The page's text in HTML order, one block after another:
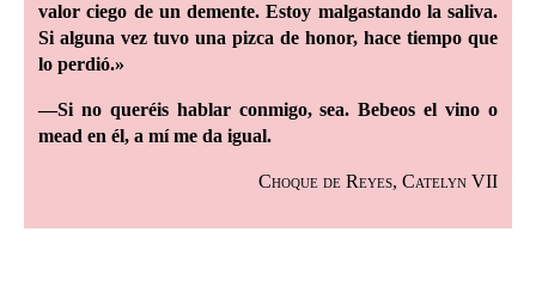
valor ciego de un demente. Estoy malgastando la saliva.
Si alguna vez tuvo una pizca de honor, hace tiempo que
lo perdió.»
—Si no queréis hablar conmigo, sea. Bebeos el vino o
mead en él, a mí me da igual.
Choque de Reyes, Catelyn VII